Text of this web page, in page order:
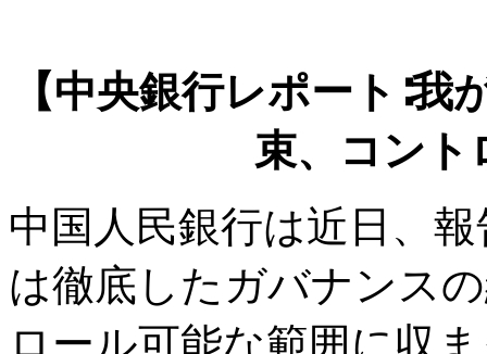
【中央銀行レポート∶
束、コント
中国人民銀行は近日、
は徹底したガバナンス
ロール可能な範囲に収